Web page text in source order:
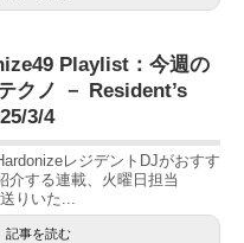
Playlist：今週の
クノ － Resident’s
3/4
レジデントDJがおすす
介する連載、火曜日担当
りいた...
記事を読む